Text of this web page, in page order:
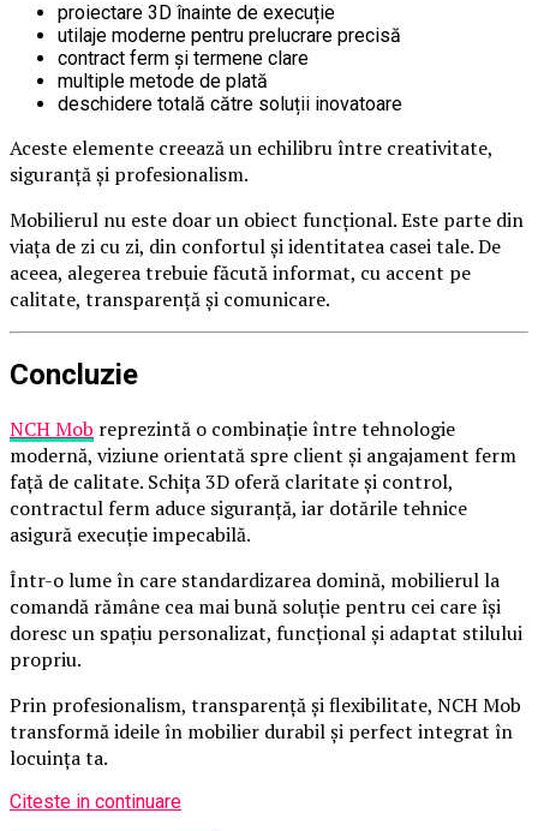
proiectare 3D înainte de execuție
utilaje moderne pentru prelucrare precisă
contract ferm și termene clare
multiple metode de plată
deschidere totală către soluții inovatoare
Aceste elemente creează un echilibru între creativitate,
siguranță și profesionalism.
Mobilierul nu este doar un obiect funcțional. Este parte din
viața de zi cu zi, din confortul și identitatea casei tale. De
aceea, alegerea trebuie făcută informat, cu accent pe
calitate, transparență și comunicare.
Concluzie
NCH Mob reprezintă o combinație între tehnologie
modernă, viziune orientată spre client și angajament ferm
față de calitate. Schița 3D oferă claritate și control,
contractul ferm aduce siguranță, iar dotările tehnice
asigură execuție impecabilă.
Într-o lume în care standardizarea domină, mobilierul la
comandă rămâne cea mai bună soluție pentru cei care își
doresc un spațiu personalizat, funcțional și adaptat stilului
propriu.
Prin profesionalism, transparență și flexibilitate, NCH Mob
transformă ideile în mobilier durabil și perfect integrat în
locuința ta.
Citeste in continuare